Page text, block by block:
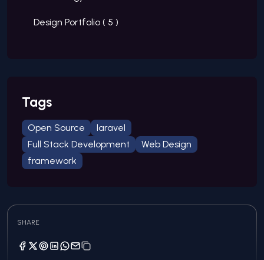
Design Portfolio ( 5 )
Tags
Open Source
laravel
Full Stack Development
Web Design
framework
SHARE